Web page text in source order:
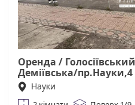
орендодавців за
етапах угоди. Ми
задоволені співпрацею!
фактом підписання
Оренда /
Деміївська/пр.Науки,4
Науки